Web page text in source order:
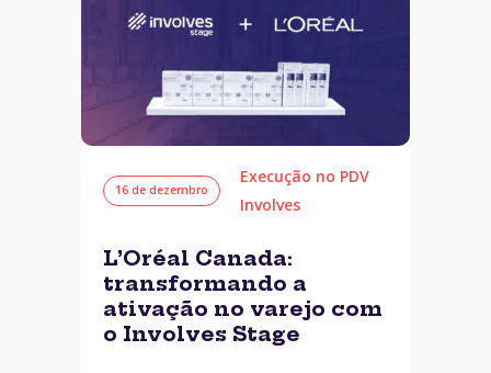
16 de dezembro
Execução no PDV
Involves
L’Oréal Canada:
transformando a
ativação no varejo com
o Involves Stage